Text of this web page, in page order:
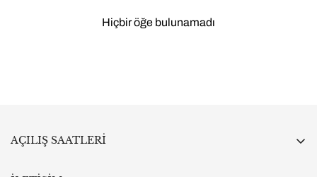
Hiçbir öğe bulunamadı
AÇILIŞ SAATLERİ